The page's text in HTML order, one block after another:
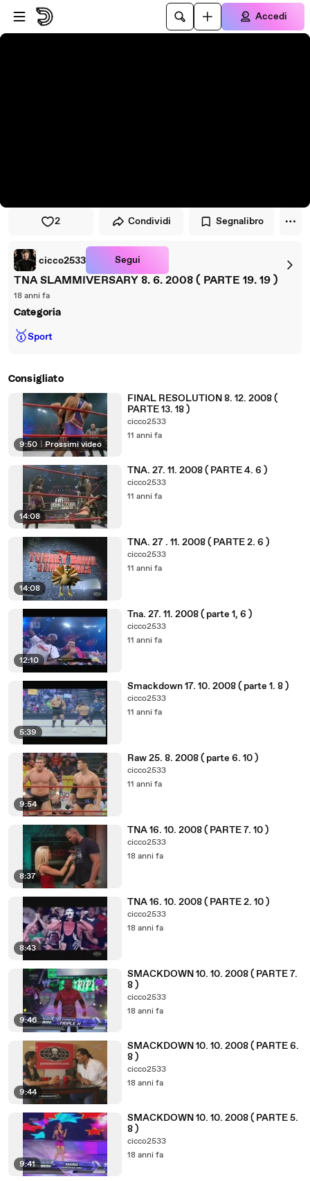
Vai al lettore
Passa al contenuto principale
Accedi
2 Condividi Segnalibro
cicco2533 Segui
TNA SLAMMIVERSARY 8. 6. 2008 ( PARTE 19. 19 )
18 anni fa
Categoria
🥇Sport
Consigliato
9:50 Prossimi video
FINAL RESOLUTION 8. 12. 2008 (
PARTE 13. 18 )
cicco2533
11 anni fa
14:08
TNA. 27. 11. 2008 ( PARTE 4. 6 )
cicco2533
11 anni fa
14:08
TNA. 27 . 11. 2008 ( PARTE 2. 6 )
cicco2533
11 anni fa
12:10
Tna. 27. 11. 2008 ( parte 1, 6 )
cicco2533
11 anni fa
5:39
Smackdown 17. 10. 2008 ( parte 1. 8 )
cicco2533
11 anni fa
9:54
Raw 25. 8. 2008 ( parte 6. 10 )
cicco2533
11 anni fa
8:37
TNA 16. 10. 2008 ( PARTE 7. 10 )
cicco2533
18 anni fa
8:43
TNA 16. 10. 2008 ( PARTE 2. 10 )
cicco2533
18 anni fa
9:46
SMACKDOWN 10. 10. 2008 ( PARTE 7.
8 )
cicco2533
18 anni fa
9:44
SMACKDOWN 10. 10. 2008 ( PARTE 6.
8 )
cicco2533
18 anni fa
9:41
SMACKDOWN 10. 10. 2008 ( PARTE 5.
8 )
cicco2533
18 anni fa